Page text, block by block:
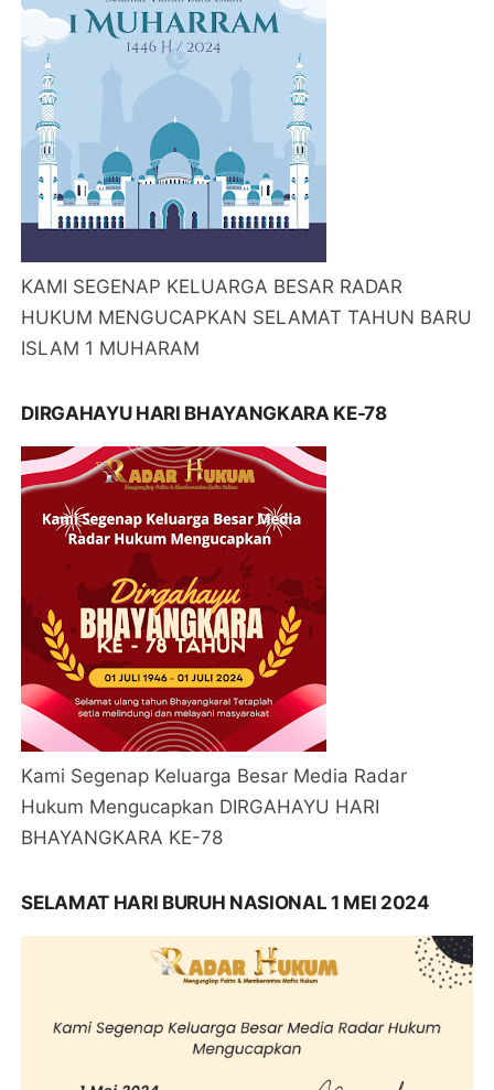
KAMI SEGENAP KELUARGA BESAR RADAR
HUKUM MENGUCAPKAN SELAMAT TAHUN BARU
ISLAM 1 MUHARAM
DIRGAHAYU HARI BHAYANGKARA KE-78
Kami Segenap Keluarga Besar Media Radar
Hukum Mengucapkan DIRGAHAYU HARI
BHAYANGKARA KE-78
SELAMAT HARI BURUH NASIONAL 1 MEI 2024